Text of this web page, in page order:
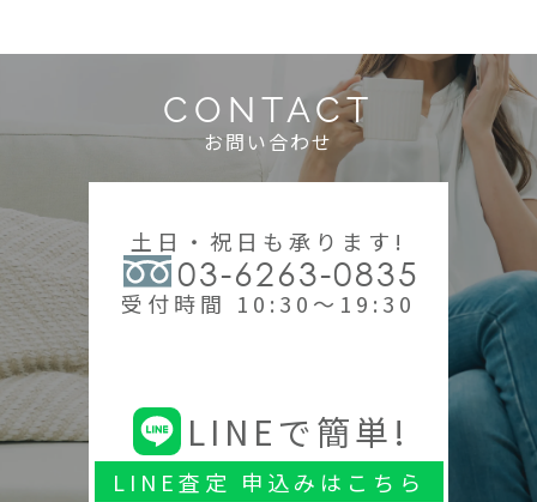
CONTACT
お問い合わせ
土日・祝日も承ります!
03-6263-0835
受付時間 10:30～19:30
LINEで簡単!
LINE査定 申込みはこちら